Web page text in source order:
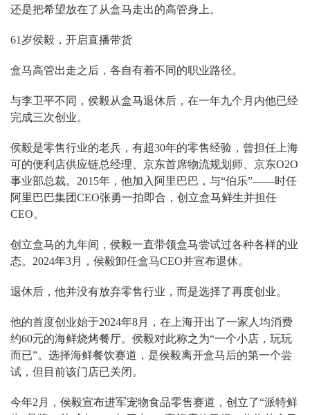
还是把希望放在了从盒马走出的高管身上。
61岁侯毅，开启直播带货
盒马高管出走之后，各自有着不同的职业路径。
与李卫平不同，侯毅从盒马退休后，在一年九个月内他已经
完成三次创业。
侯毅是零售行业的老兵，有超30年的零售经验，曾担任上海
可的便利店供应链总经理、京东首席物流规划师、京东O2O
事业部总裁。2015年，他加入阿里巴巴，与“伯乐”——时任
阿里巴巴集团CEO张勇一拍即合，创立盒马鲜生并担任
CEO。
创立盒马的九年间，侯毅一直带领盒马尝试过各种各样的业
态。2024年3月，侯毅卸任盒马CEO并宣布退休。
退休后，他并没有放弃零售行业，而是选择了再度创业。
他的首度创业始于2024年8月，在上海开出了一家人均消费
约60元的海鲜烧烤餐厅。侯毅对此称之为“一个小店，玩玩
而已”。选择海鲜餐饮赛道，是侯毅离开盒马后的第一个尝
试，但目前该门店已关闭。
今年2月，侯毅宣布进军宠物食品零售赛道，创立了“派特鲜